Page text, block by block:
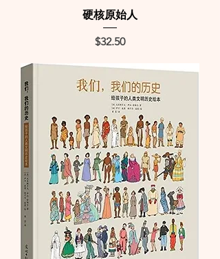
硬核原始人
Price
$32.50